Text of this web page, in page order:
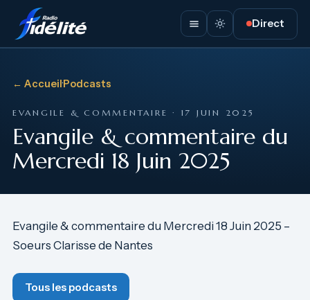
Direct
← Accueil·Podcasts
EVANGILE & COMMENTAIRE · 17 JUIN 2025
Evangile & commentaire du
Mercredi 18 Juin 2025
Evangile & commentaire du Mercredi 18 Juin 2025 –
Soeurs Clarisse de Nantes
Tous les podcasts